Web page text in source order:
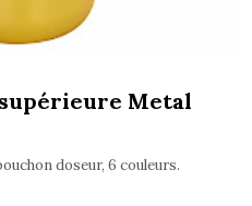
Metal
doseur, 6 couleurs.